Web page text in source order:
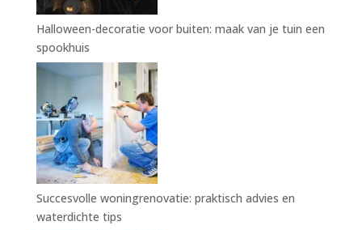
Halloween-decoratie voor buiten: maak van je tuin een
spookhuis
Succesvolle woningrenovatie: praktisch advies en
waterdichte tips